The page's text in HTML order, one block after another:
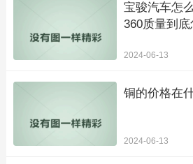
宝骏汽车怎
360质量到底
2024-06-13
铜的价格在
2024-06-13